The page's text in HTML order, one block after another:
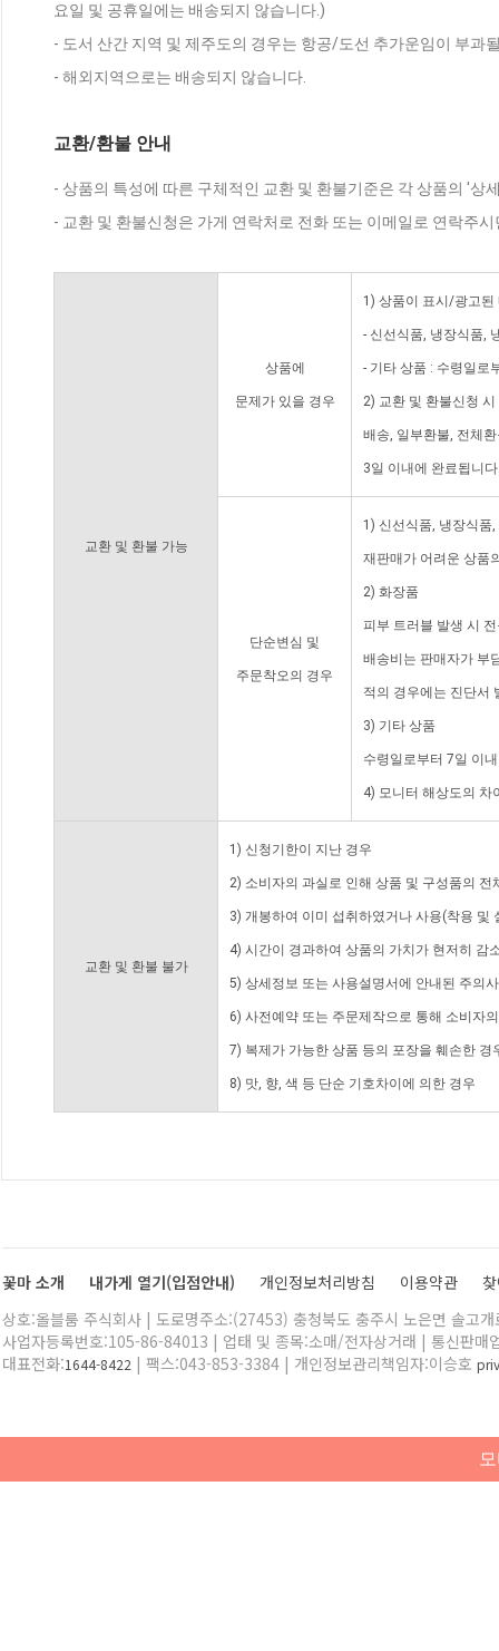
요일 및 공휴일에는 배송되지 않습니다.)
- 도서 산간 지역 및 제주도의 경우는 항공/도선 추가운임이 부과
- 해외지역으로는 배송되지 않습니다.
교환/환불 안내
- 상품의 특성에 따른 구체적인 교환 및 환불기준은 각 상품의 '상
- 교환 및 환불신청은 가게 연락처로 전화 또는 이메일로 연락주
교환 및 환불 가능
상품에
문제가 있을 경우
1) 상품이 표시/광고된
- 신선식품, 냉장식품,
- 기타 상품 : 수령일로
2) 교환 및 환불신청
배송, 일부환불, 전체
3일 이내에 완료됩니
단순변심 및
주문착오의 경우
1) 신선식품, 냉장식품
재판매가 어려운 상품
2) 화장품
피부 트러블 발생 시
배송비는 판매자가 부
적의 경우에는 진단서
3) 기타 상품
수령일로부터 7일 이
4) 모니터 해상도의 차
교환 및 환불 불가
1) 신청기한이 지난 경우
2) 소비자의 과실로 인해 상품 및 구성품의
3) 개봉하여 이미 섭취하였거나 사용(착용 및
4) 시간이 경과하여 상품의 가치가 현저히 감
5) 상세정보 또는 사용설명서에 안내된 주의
6) 사전예약 또는 주문제작으로 통해 소비자
7) 복제가 가능한 상품 등의 포장을 훼손한 경
8) 맛, 향, 색 등 단순 기호차이에 의한 경우
꽃마 소개 내가게 열기(입점안내) 개인정보처리방침 이용약관
상호:올블룸 주식회사 | 도로명주소:(27453) 충청북도 충주시 노은면 솔고
사업자등록번호:105-86-84013 | 업태 및 종목:소매/전자상거래 | 통신판매
대표전화:1644-8422 | 팩스:043-853-3384 | 개인정보관리책임자:이승호